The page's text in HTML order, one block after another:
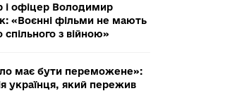
і офіцер Володимир
«Воєнні фільми не мають
спільного з війною»
має бути переможене»:
українця, який пережив